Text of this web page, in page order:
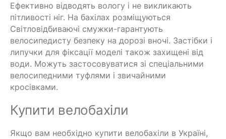
Ефективно відводять вологу і не викликають
пітливості ніг. На бахілах розміщуються
Світловідбиваючі смужки-гарантують
велосипедисту безпеку на дорозі вночі. Застібки і
липучки для фіксації моделі також захищені від
води. Можуть застосовуватися зі спеціальними
велосипедними туфлями і звичайними
кросівками.
Купити велобахіли
Якщо вам необхідно купити велобахіли в Україні,